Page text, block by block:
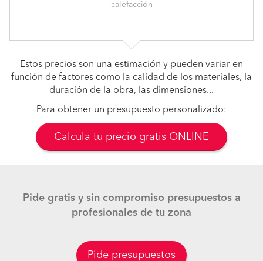
calefacción
Estos precios son una estimación y pueden variar en
función de factores como la calidad de los materiales, la
duración de la obra, las dimensiones...
Para obtener un presupuesto personalizado:
Calcula tu precio gratis ONLINE
Pide gratis y sin compromiso presupuestos a
profesionales de tu zona
Pide presupuestos